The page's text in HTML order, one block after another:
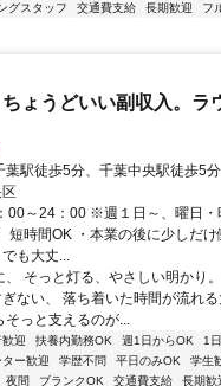
グスタッフ 交通費支給 長期歓迎 フ
ょうどいい副収入。ラ
葉駅徒歩5分、千葉中央駅徒歩5分
00～24：00 ※週１日～、曜日
短時間OK ・本業の後に少しだけ
でも大丈...
、 そっと灯る、やさしい明かり
ない、 落ち着いた時間が流れ
そっと支えるのが...
迎 扶養内勤務OK 週1日からOK 1
ター歓迎 学歴不問 平日のみOK 学生
夜間 ブランクOK 交通費支給 長期歓